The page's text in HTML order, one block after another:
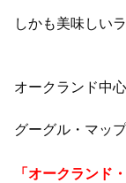
しかも美味しい
オークランド中
グーグル・マッ
「オークランド